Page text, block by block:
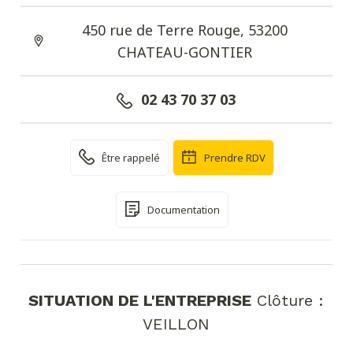
450 rue de Terre Rouge, 53200
CHATEAU-GONTIER
02 43 70 37 03
Être rappelé Prendre RDV
Documentation
SITUATION DE L'ENTREPRISE Clôture :
VEILLON